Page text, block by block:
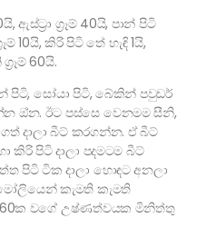
ඇස්ට්‍රා ග්‍රෑම් 40යි, පාන් පිටි
10යි, කිරි පිටි තේ හැඳි 1යි,
60යි.
පිටි, සෝයා පිටි, බේකින් පවුඩර්
ඔ්න. ඊට පස්සෙ වෙනමම සීනි,
දාලා බීට් කරගන්න. ඒ බීට්
කිරි පිටි දාලා පදමටම බීට්
පිටි ටික දාලා හොඳට අනලා
කැමති කැමති
වගේ උෂ්ණත්වයක මිනිත්තු